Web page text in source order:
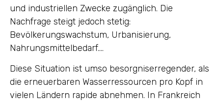
und industriellen Zwecke zugänglich. Die
Nachfrage steigt jedoch stetig:
Bevölkerungswachstum, Urbanisierung,
Nahrungsmittelbedarf….
Diese Situation ist umso besorgniserregender, als
die erneuerbaren Wasserressourcen pro Kopf in
vielen Ländern rapide abnehmen. In Frankreich